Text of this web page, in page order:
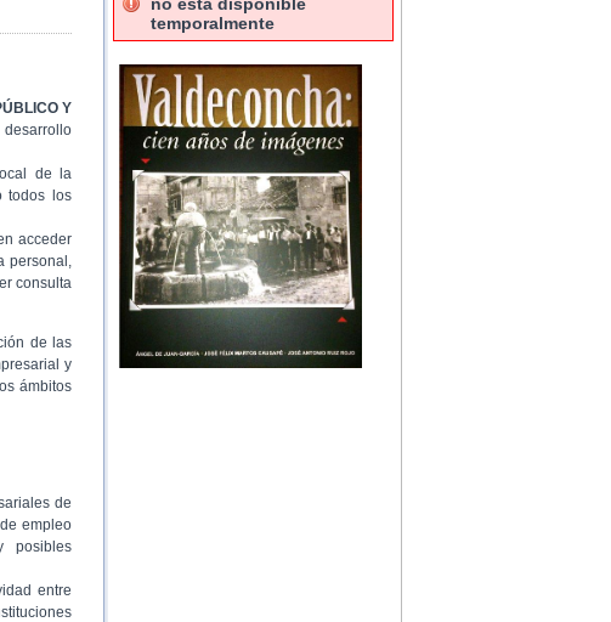
Y
desarrollo
de la
todos los
acceder
personal,
consulta
de las
y
ámbitos
de
empleo
posibles
entre
temporalmente